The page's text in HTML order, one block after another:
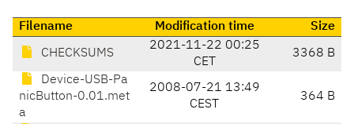
Filename Modification time Size
CHECKSUMS
2021-11-22 00:25
CET
3368 B
Device-USB-Pa
nicButton-0.01.met
a
2008-07-21 13:49
CEST
364 B